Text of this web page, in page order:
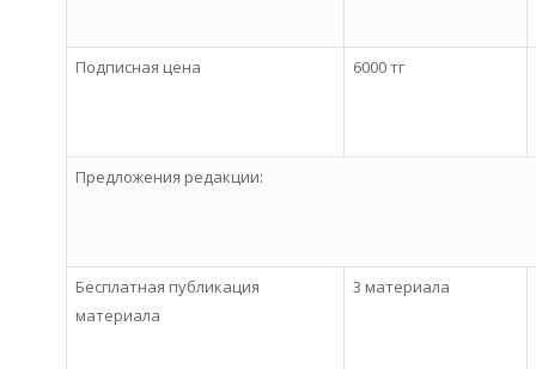
Подписная цена 6000 тг
Предложения редакции:
Бесплатная публикация
материала
3 материала